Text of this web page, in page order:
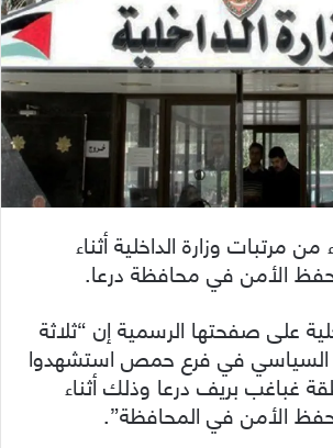
مرتبات وزارة الداخلية أثناء
الأمن في محافظة درعا.
على صفحتها الرسمية إن “ثلاثة
السياسي في فرع حمص استشهدوا
غباغب بريف درعا وذلك أثناء
الأمن في المحافظة”.